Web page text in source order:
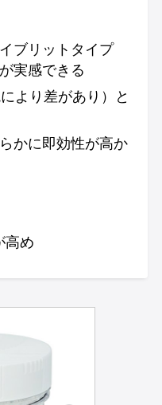
ブリットタイプ
実感できる
より差があり）と
かに即効性が高か
高め